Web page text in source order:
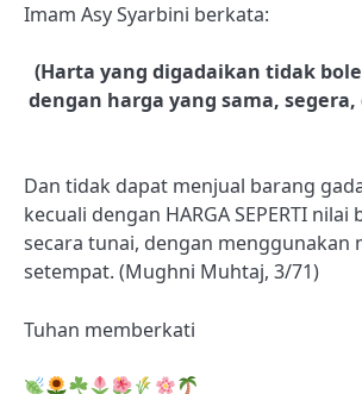
Imam Asy Syarbini berkata:
(Harta yang digadaikan tidak
dengan harga yang sama,
Dan tidak dapat menjual barang
kecuali dengan HARGA SEPERTI
secara tunai, dengan menggunakan
setempat. (Mughni Muhtaj, 3/71)
Tuhan memberkati